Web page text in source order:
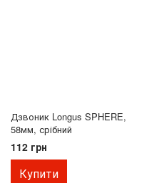
Дзвоник Longus SPHERE,
58мм, срібний
112 грн
Купити